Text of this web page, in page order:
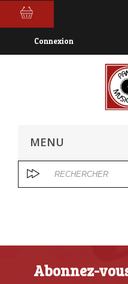
Connexion
MENU
Abonnez-